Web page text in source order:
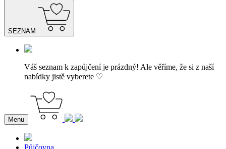
SEZNAM
Váš seznam k zapůjčení je prázdný! Ale věříme, že si z naší
nabídky jistě vyberete ♡
Menu